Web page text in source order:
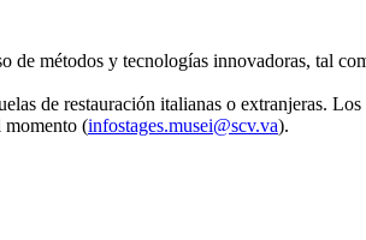
métodos y tecnologías innovadoras, tal
de restauración italianas o extranjeras.
momento (infostages.musei@scv.va).